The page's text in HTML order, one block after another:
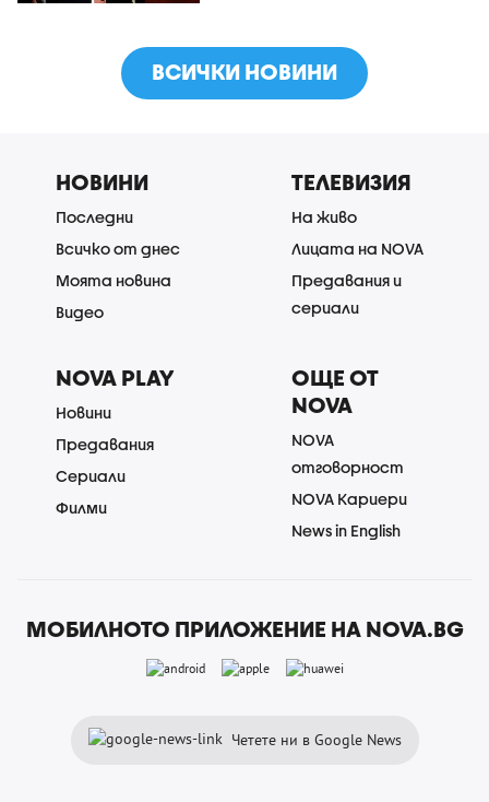
ВСИЧКИ НОВИНИ
НОВИНИ
Последни
Всичко от днес
Моята новина
Видео
ТЕЛЕВИЗИЯ
На живо
Лицата на NOVA
Предавания и
сериали
NOVA PLAY
Новини
Предавания
Сериали
Филми
ОЩЕ ОТ
NOVA
NOVA
отговорност
NOVA Кариери
News in English
МОБИЛНОТО ПРИЛОЖЕНИЕ НА NOVA.BG
Четете ни в Google News